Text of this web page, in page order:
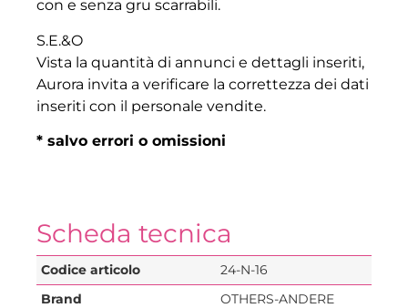
con e senza gru scarrabili.
S.E.&O
Vista la quantità di annunci e dettagli inseriti,
Aurora invita a verificare la correttezza dei dati
inseriti con il personale vendite.
* salvo errori o omissioni
Scheda tecnica
Codice articolo
24-N-16
Brand
OTHERS-ANDERE